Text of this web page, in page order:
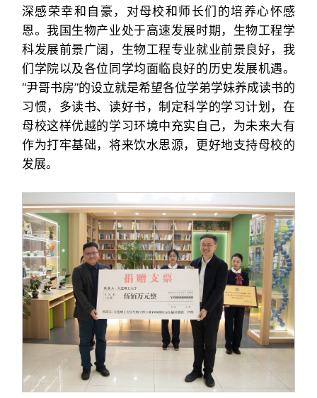
深感荣幸和自豪，对母校和师长们的培养心怀感
恩。我国生物产业处于高速发展时期，生物工程学
科发展前景广阔，生物工程专业就业前景良好，我
们学院以及各位同学均面临良好的历史发展机遇。
“尹哥书房”的设立就是希望各位学弟学妹养成读书的
习惯，多读书、读好书，制定科学的学习计划，在
母校这样优越的学习环境中充实自己，为未来大有
作为打牢基础，将来饮水思源，更好地支持母校的
发展。